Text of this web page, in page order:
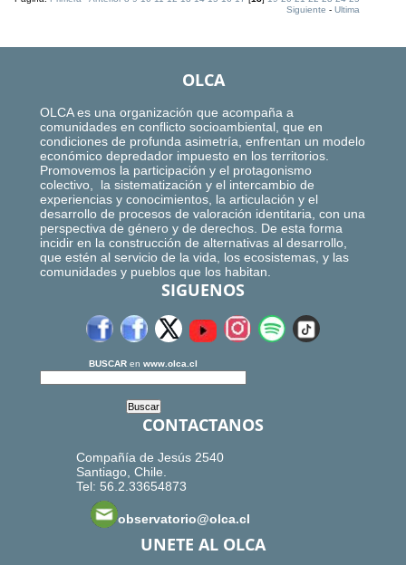
Siguiente -Ultima
OLCA
OLCA es una organización que acompaña a
comunidades en conflicto socioambiental, que en
condiciones de profunda asimetría, enfrentan un modelo
económico depredador impuesto en los territorios.
Promovemos la participación y el protagonismo
colectivo, la sistematización y el intercambio de
experiencias y conocimientos, la articulación y el
desarrollo de procesos de valoración identitaria, con una
perspectiva de género y de derechos. De esta forma
incidir en la construcción de alternativas al desarrollo,
que estén al servicio de la vida, los ecosistemas, y las
comunidades y pueblos que los habitan.
SIGUENOS
BUSCAR en www.olca.cl
CONTACTANOS
Compañía de Jesús 2540
Santiago, Chile.
Tel: 56.2.33654873
observatorio@olca.cl
UNETE AL OLCA